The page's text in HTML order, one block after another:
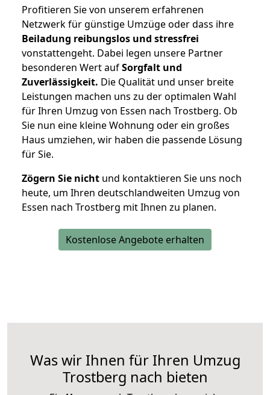
Profitieren Sie von unserem erfahrenen
Netzwerk für günstige Umzüge oder dass ihre
Beiladung reibungslos und stressfrei
vonstattengeht. Dabei legen unsere Partner
besonderen Wert aufSorgfalt und
Zuverlässigkeit. Die Qualität und unser breite
Leistungen machen uns zu der optimalen Wahl
für Ihren Umzug von Essen nach Trostberg. Ob
Sie nun eine kleine Wohnung oder ein großes
Haus umziehen, wir haben die passende Lösung
für Sie.
Zögern Sie nicht und kontaktieren Sie uns noch
heute, um Ihren deutschlandweiten Umzug von
Essen nach Trostberg mit Ihnen zu planen.
Kostenlose Angebote erhalten
Was wir Ihnen für Ihren Umzug
Trostberg nach bieten